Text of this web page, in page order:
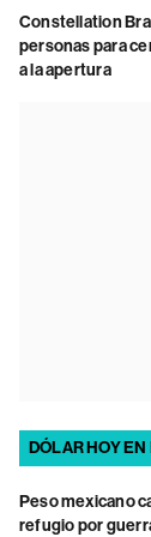
Constellation
personas para
a la apertura
DÓLAR HOY
Peso mexicano
refugio por